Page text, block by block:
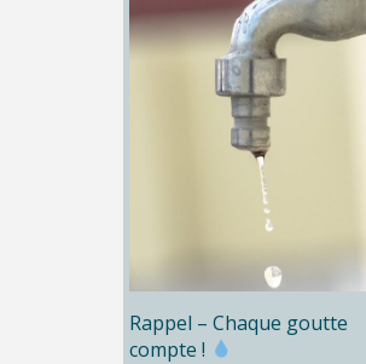
Rappel – Chaque goutte
compte !